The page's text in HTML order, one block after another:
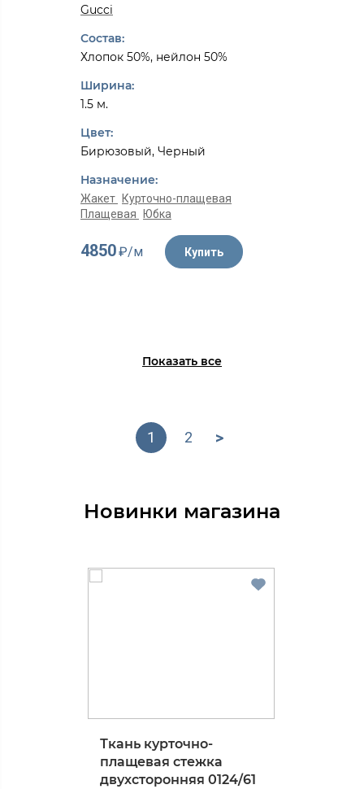
Gucci
Состав:
Хлопок 50%, нейлон 50%
Ширина:
1.5 м.
Цвет:
Бирюзовый, Черный
Назначение:
Жакет
Курточно-плащевая
Плащевая
Юбка
4850₽/м Купить
Показать все
1 2 >
Новинки магазина
Ткань курточно-
плащевая стежка
двухсторонняя 0124/61